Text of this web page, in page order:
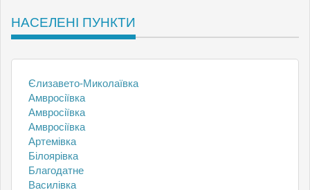
НАСЕЛЕНІ ПУНКТИ
Єлизавето-Миколаївка
Амвросіївка
Амвросіївка
Амвросіївка
Артемівка
Білоярівка
Благодатне
Василівка